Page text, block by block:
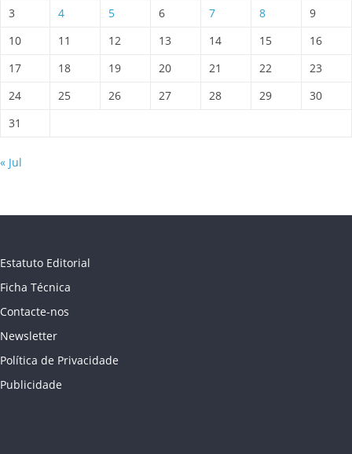
3
4 5 6 7 8
9
10
11 12 13 14 15
16
17
18 19 20 21 22
23
24
25 26 27 28 29
30
31
« Jul
Estatuto Editorial
Ficha Técnica
Contacte-nos
Newsletter
Política de Privacidade
Publicidade